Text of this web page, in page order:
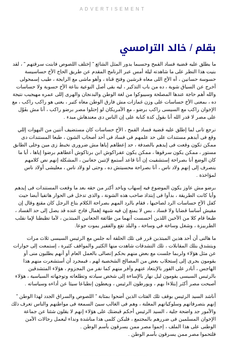
ADVERTISEMENT
بقلم / خالد الترامسي
ما يطلق عليه قضية فساد القمح وحسبما يدور المثل الشائع ” إختلف اللصوص فابنت سرقتهم ” ، لقد
بنيت هذا النظر على ما شاهدته ليلة أمس عبر الرنامج المقدم عن طريق الحاج الأخ حساسيسة
حسوسة حسانين ، أه الأخ اللى معاه قرشين وفتح قناة ، وأهو ماشى مع الرايجة ، طيب إسمحولى
أخرج عن السياق شوية ، ده من باب التذكير ، ليه بقى أصل النوعية بتاعة الأخ حسوبة ولا حساسات
والله أهم حاجة عندها المصلحة وسيبوكوا من لغة الوطن والبدنجان والهرى إللى عمره مهيجيب نتيجة
ده ، بمعنى الأخ حساسات على وزن غمازات مش فارق الوطن معاه كتير ، يعنى هو راكب راكب ، مع
الإخوان راكب مع السيسى راكب برضو ، مع الأمريكان لو إحتلوا مصر برضو راكب ، أنا مش بفَوْل
على مصر لا قدر الله أنا بقول كدة كناية على إن الناس دى معندهاش مبدء .
نرجع تانى لما إطلق عليه قضية فساد القمح ، الأخ حساسات كان مستضيف أتنين من البهوات إللي
وقع فى أيدهم مستندات على حد علمهم فى فساد فى أحد أصحاب الشون ، طبعا المستندات دى
ممكن تكون وقعت فى إيدهم بالصدفة ، حد إعطاهم إياها مش ضرورى نخبط زى مين وخلى الطابق
مستور ، ممكن يكون سرقوها ، ممكن يكون عفراكوش ابن برتاكوش أعطاهم برضوا إياها ، أيا ما
كان الوضع أنا بصراحة إستشفيت إن أنا قاعد أستمع لإتنين جعانين ، المشكلة إنهم نص كلامهم
ينصرف إلى إنهم ولاد ناس ، أنا بصراحة محسيتش ده ، وحتى لو ولاد ناس ، معليشى أولاد ناس
لمؤاخذة .
برضو مش عاوز يكون الموضوع فيه إسهاب وياخد أكتر من حقه بعد ما وقعت المستندات فى إيدهم
وأيا كانت الطريقة ، بدأوا فى إبتذاذ صاحب هذه الشونة ، والذى تدخل فى الحوار هاتفيا أيضا حيث
كفل الأخ حساسات الرد لصاحبها ، فقام بالرد المهم بصراحة الكلام بتاع الرجل كان مقنع وقال إن
مفيش أساسا قضايا ولا فساد ، بس لا يمنع إن فيه شبهة إهمال فادح عنده قد يصل إلى حد الفساد ،
طبعا قام كلا من الأخين اللذين أحسست أنهما من طائفة الجعانين المبتذين ، لأما تظبطنا لإما نقلب
الطربيزة ، وشغل وساخة في وساخة ، والبلد تقع والفقير يموت جوعا.
ما هالنى أن أحد هذين المبتذين قرر فى تلك الحلقة أنه جلس مع الرئيس السيسى ثلاث مرات
ويتشدق بتلك المقابلات ، تلك التشدقات شاهدت منها الكثير والمواقف كثيرة ، إستمعت إلى حوارات
عن مثل هؤلاء ولربما جلست مع بعض منهم بحكم إتصالى بالعمل العام أو أنهم يطلبون منى أو
يقومون بجرى إلى إستجلاب بعض من المصالح الشخصية لهم ، فبمجرد أن أستشعرت منهم هذا
الهاجس ، أبادر على الفور بالإبتعاد عنهم وأفر منهم كما نفر من المجزوم ، هؤلاء المتشدقين
بالرئيس السيسى يقومون ليل نهار بالإساءة إلى شخص سيادته وتطلعاته وتوجهاته السياسية ، هؤلاء
أصبحت مصر أكثر إبتلاءا بهم ، ويورطون الرئيس ، ويعطون إنطباعا سيئا عن أداءه وسياساته .
أناشد السيد الرئيس بوقف تلك الفئات الذين أضحوا بمثابة ” اللصوص والسراق الجدد لهذا الوطن ”
إنهم بتصرفاتهم وسلوكياتهم المعلنة ، وهم فى الغالب سيئ السمعة فى مواطنهم والناس تعرف ذلك
والأمور جد واضحة جلية ، السيد الرئيس أحكم قبضتك على هؤلاء إنهم لا يقلون شئنا عن جماعة
الإخوان المسلمين فى ضررهم بالمجتمع ، فليكن كلمى هذا مناشدة ونداء ليعمل رجالات الأمن
الوطنى على هذا الملف ، إحموا مصر ممن يسرقون بأسم الوطن .
فلتحموا مصر ممن يسرقون بأسم الوطن .